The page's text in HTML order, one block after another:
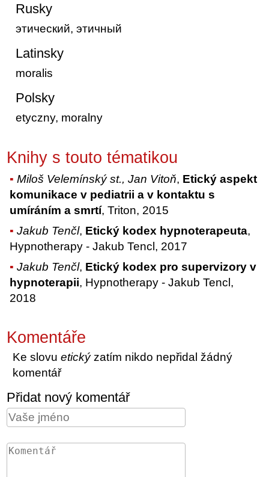
Rusky
этический, этичный
Latinsky
moralis
Polsky
etyczny, moralny
Knihy s touto tématikou
Miloš Velemínský st., Jan Vitoň, Etický aspekt
komunikace v pediatrii a v kontaktu s
umíráním a smrtí, Triton, 2015
Jakub Tenčl, Etický kodex hypnoterapeuta,
Hypnotherapy - Jakub Tencl, 2017
Jakub Tenčl, Etický kodex pro supervizory v
hypnoterapii, Hypnotherapy - Jakub Tencl,
2018
Komentáře
Ke slovuetickýzatím nikdo nepřidal žádný
komentář
Přidat nový komentář